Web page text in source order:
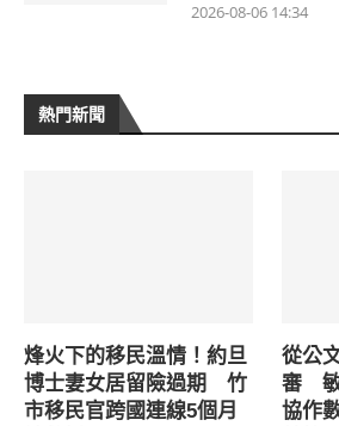
2026-08-06 14:34
熱門新聞
烽火下的移民溫情！約旦
博士妻女居留險過期 竹
市移民官跨國連線5個月
從公
審 敏
協作